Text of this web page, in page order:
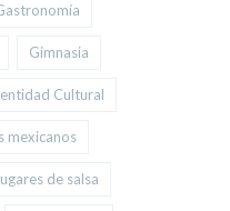
Gimnasia
Cultural
mexicanos
de salsa